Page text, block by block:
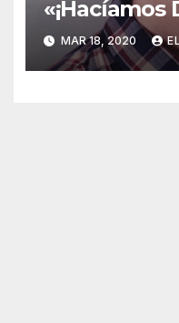
Social Antes
Coronavirus
MAR 18, 2020